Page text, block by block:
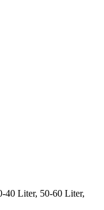
40 Liter, 50-60 Liter,